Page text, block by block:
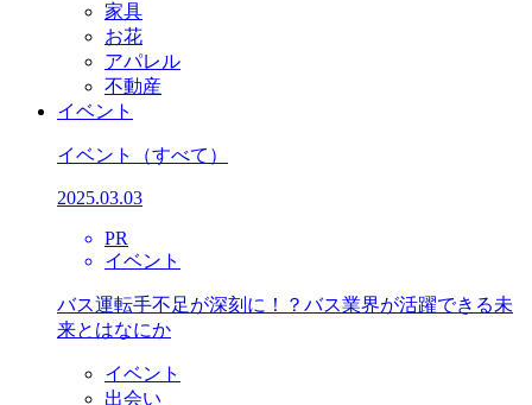
家具
お花
アパレル
不動産
イベント
イベント （すべて）
2025.03.03
PR
イベント
バス運転手不足が深刻に！？バス業界が活躍できる未
来とはなにか
イベント
出会い